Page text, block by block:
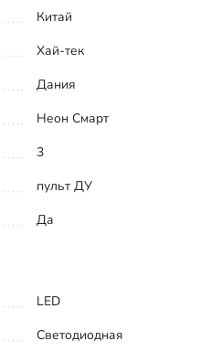
Китай
Хай-тек
Дания
Неон Смарт
3
пульт ДУ
Да
LED
Светодиодная